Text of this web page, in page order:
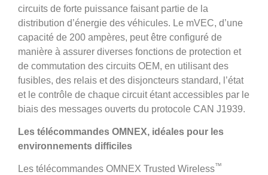
circuits de forte puissance faisant partie de la
distribution d’énergie des véhicules. Le mVEC, d’une
capacité de 200 ampères, peut être configuré de
manière à assurer diverses fonctions de protection et
de commutation des circuits OEM, en utilisant des
fusibles, des relais et des disjoncteurs standard, l’état
et le contrôle de chaque circuit étant accessibles par le
biais des messages ouverts du protocole CAN J1939.
Les télécommandes OMNEX, idéales pour les
environnements difficiles
Les télécommandes OMNEX Trusted Wireless™